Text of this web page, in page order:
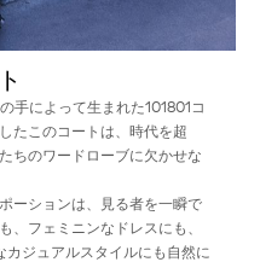
手によって生まれた101801コ
たこのコートは、時代を超
ちのワードローブに欠かせな
ーションは、見る者を一瞬で
フェミニンなドレスにも、
ジュアルスタイルにも自然に